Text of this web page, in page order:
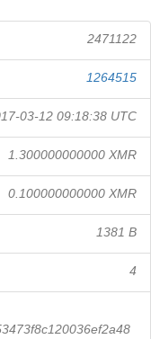
2471122
1264515
03-12 09:18:38 UTC
1.300000000000 XMR
0.100000000000 XMR
1381 B
4